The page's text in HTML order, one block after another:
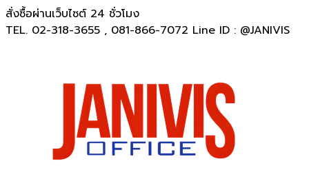
สั่งซื้อผ่านเว็บไซต์ 24 ชั่วโมง
TEL. 02-318-3655 , 081-866-7072 Line ID : @JANIVIS